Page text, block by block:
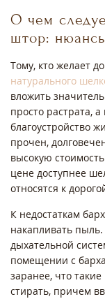
О чем
штор:
Тому, кто желает
натурального
вложить
просто растрата,
благоустройство
прочен,
высокую
цене доступнее
относятся к
К недостаткам
накапливать
дыхательной
помещении с
заранее, что
стирать, причем